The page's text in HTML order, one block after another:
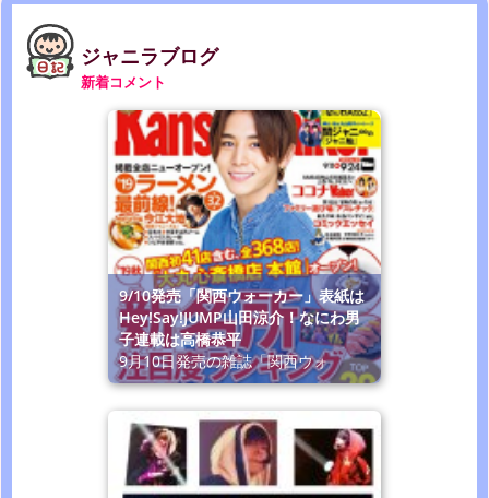
ジャニラブログ
新着コメント
9/10発売「関西ウォーカー」表紙は
Hey!Say!JUMP山田涼介！なにわ男
子連載は高橋恭平
9月10日発売の雑誌「関西ウォ